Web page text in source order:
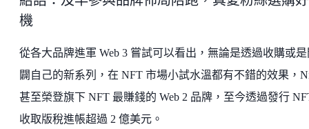
機
從各大品牌進軍 Web 3 嘗試可以看出，無論是透過收購或
闢自己的新系列，在 NFT 市場小試水溫都有不錯的效果，
甚至榮登旗下 NFT 最賺錢的 Web 2 品牌，至今透過發行
收取版稅進帳超過 2 億美元。